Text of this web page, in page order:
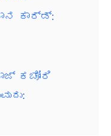
ಕಾರ್ಡ್:
ಕಚೋರಿ